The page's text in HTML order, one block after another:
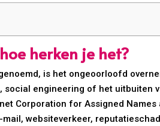
herken je het?
is het ongeoorloofd
social engineering of het uitbuiten
Corporation for Assigned
websiteverkeer,